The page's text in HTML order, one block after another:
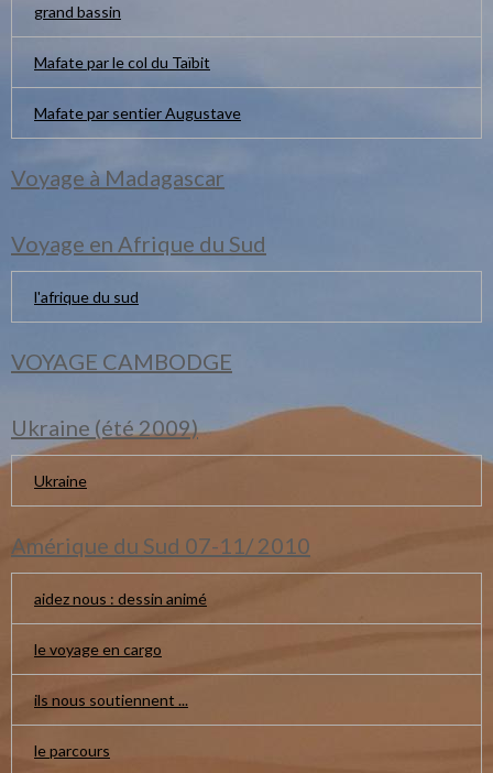
grand bassin
Mafate par le col du Taïbit
Mafate par sentier Augustave
Voyage à Madagascar
Voyage en Afrique du Sud
l'afrique du sud
VOYAGE CAMBODGE
Ukraine (été 2009)
Ukraine
Amérique du Sud 07-11/ 2010
aidez nous : dessin animé
le voyage en cargo
ils nous soutiennent ...
le parcours